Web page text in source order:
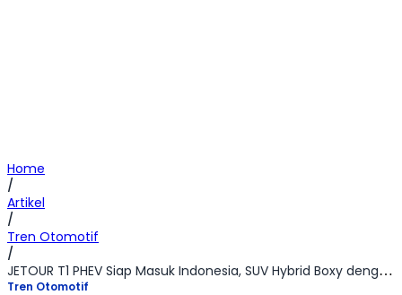
Home
/
Artikel
/
Tren Otomotif
/
JETOUR T1 PHEV Siap Masuk Indonesia, SUV Hybrid Boxy dengan Tenaga Buas
Tren Otomotif